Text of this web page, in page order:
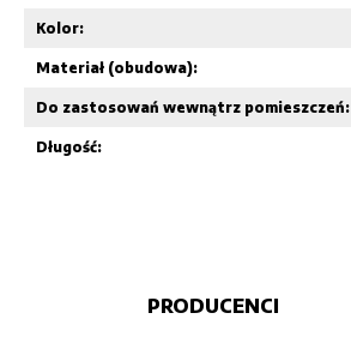
Kolor:
Materiał (obudowa):
Do zastosowań wewnątrz pomieszczeń:
Długość:
PRODUCENCI